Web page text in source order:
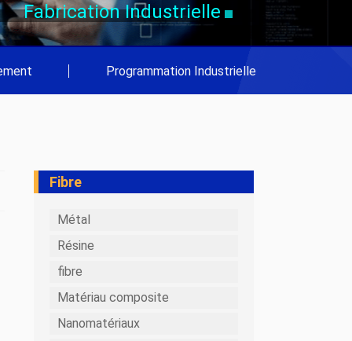
Fabrication Industrielle
Programmation Industrielle
Fibre
Métal
Résine
fibre
Matériau composite
Nanomatériaux